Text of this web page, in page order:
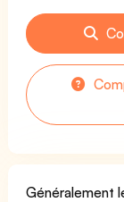
Généralement